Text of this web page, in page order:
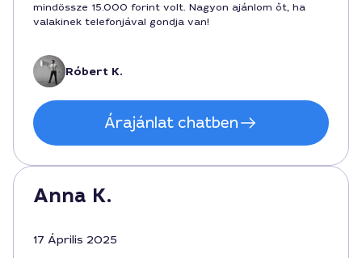
mindössze 15.000 forint volt. Nagyon ajánlom őt, ha
valakinek telefonjával gondja van!
Róbert K.
Árajánlat chatben
Anna K.
17 Április 2025